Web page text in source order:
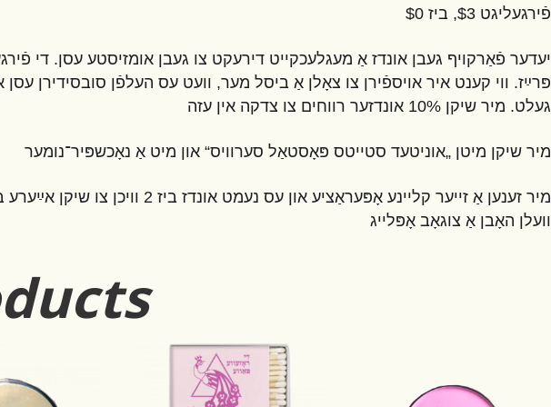
פֿירגעליגט $3, ביז $0
יעדער פֿאַרקויף געבן אונדז אַ מעגלעכקייט דירעקט צו געבן אומזיסטע עסן. די
פּרײַז. ווי קענט איר אויספֿירן צו צאָלן אַ ביסל מער, וועט עס העלפֿן סובסידירן עסן
געלט. מיר שיקן 10% אונדזער רווחים צו צדקה אין עזה
מיר שיקן מיטן „אוניטעד סטייטס פּאָסטאַל סערוויס“ און מיט אַ נאָכשפּיר־נומער
מיר זענען אַ זייער קליינע אָפּעראַציע
וועלן האָבן אַ צוגאָב אָפּלייג